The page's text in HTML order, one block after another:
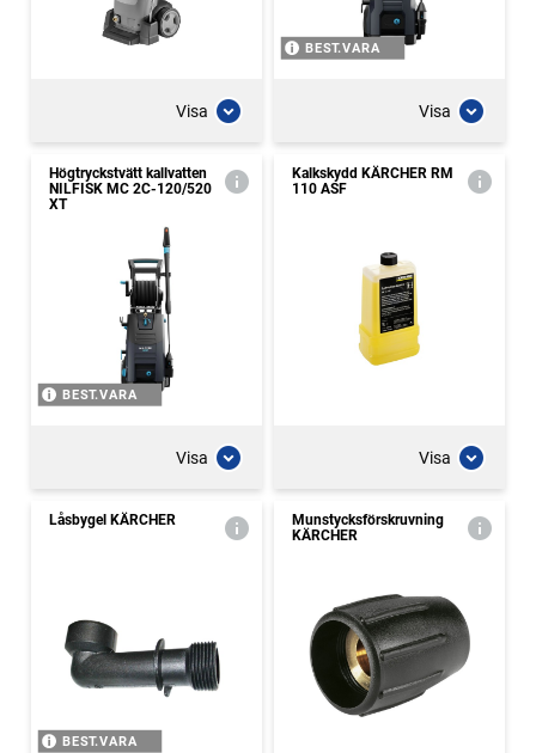
Visa
BEST.VARA
Visa
Högtryckstvätt kallvatten
NILFISK MC 2C-120/520
XT
BEST.VARA
Visa
Kalkskydd KÄRCHER RM
110 ASF
Visa
Låsbygel KÄRCHER
BEST.VARA
Munstycksförskruvning
KÄRCHER